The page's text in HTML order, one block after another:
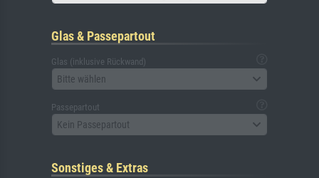
Glas & Passepartout
Glas (inklusive Rückwand)
Bitte wählen
Passepartout
Kein Passepartout
Sonstiges & Extras